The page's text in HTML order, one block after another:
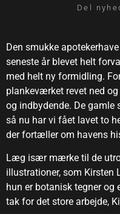
Del
Den smukke
seneste år blevet helt
med helt ny formidling.
plankeværket revet ned
og indbydende. De
så nu har vi fået lavet to
der fortæller om havens
Læg især mærke til de
illustrationer, som Kirsten
hun er botanisk tegner og
tak for det store arbejde,